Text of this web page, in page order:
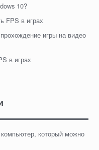
10?
FPS в играх
игры на видео
в играх
который можно